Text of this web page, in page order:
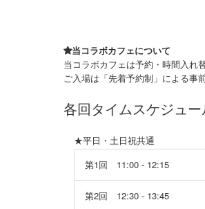
当コラボカフェについて
当コラボカフェは予約・時間入れ
ご入場は「先着予約制」による事
各回タイムスケジュ
★平日・土日祝共通
第1回 11:00 - 12:15
第2回 12:30 - 13:45